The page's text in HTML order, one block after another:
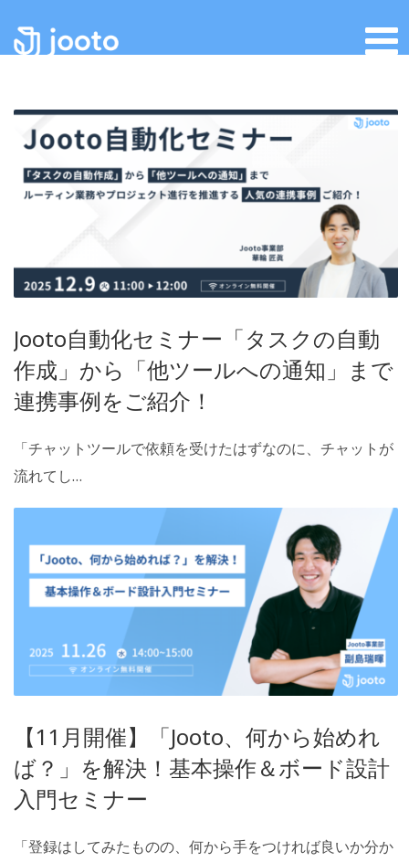
Jooto自動化セミナー「タスクの自動
作成」から「他ツールへの通知」まで
連携事例をご紹介！
「チャットツールで依頼を受けたはずなのに、チャットが
流れてし…
【11月開催】「Jooto、何から始めれ
ば？」を解決！基本操作＆ボード設計
入門セミナー
「登録はしてみたものの、何から手をつければ良いか分か